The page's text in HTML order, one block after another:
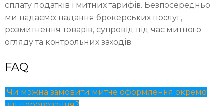
сплату податків і митних тарифів. Безпосередньо
ми надаємо: надання брокерських послуг,
розмитнення товарів, супровід під час митного
огляду та контрольних заходів.
FAQ
Чи можна замовити митне оформлення окремо